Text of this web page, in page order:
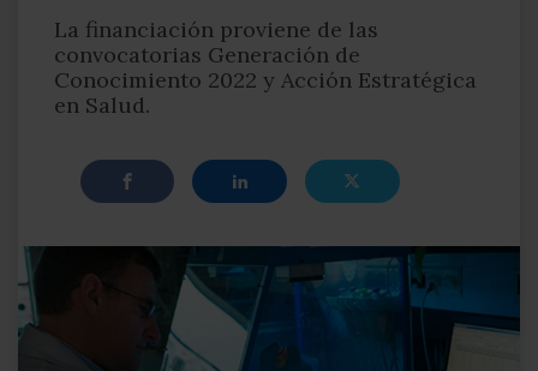
La financiación proviene de las
convocatorias Generación de
Conocimiento 2022 y Acción Estratégica
en Salud.